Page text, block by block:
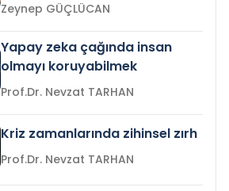
Zeynep GÜÇLÜCAN
Yapay zeka çağında insan
olmayı koruyabilmek
Prof.Dr. Nevzat TARHAN
Kriz zamanlarında zihinsel zırh
Prof.Dr. Nevzat TARHAN